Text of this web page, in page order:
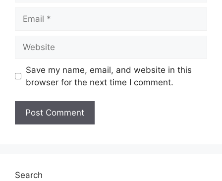
Save my name, email, and website in this
browser for the next time I comment.
Search